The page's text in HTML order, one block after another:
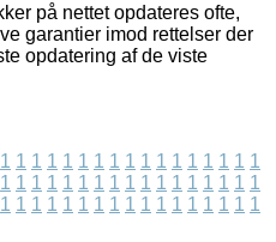
på nettet opdateres ofte,
garantier imod rettelser der
opdatering af de viste
1 1 1 1 1 1 1 1 1 1 1 1 1 1 1 1 1
1 1 1 1 1 1 1 1 1 1 1 1 1 1 1 1 1
1 1 1 1 1 1 1 1 1 1 1 1 1 1 1 1 1